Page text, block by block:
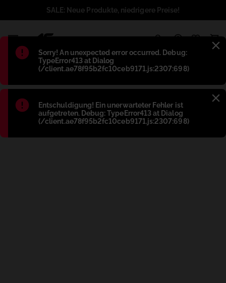
Błąd:
Sorry! An unexpected error occurred. Debug:
TypeError413 at Dialog
(/client.ae78f95b2fc10ceb9171.js:2307:698)
Błąd:
Entschuldigung! Ein unerwarteter Fehler ist
aufgetreten. Debug: TypeError413 at Dialog
(/client.ae78f95b2fc10ceb9171.js:2307:698)
SALE: Neue Produkte, niedrigere Preise!